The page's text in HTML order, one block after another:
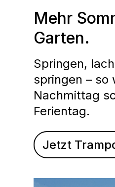
Mehr
Garten.
Springen,
springen – so
Nachmittag
Ferientag.
Jetzt